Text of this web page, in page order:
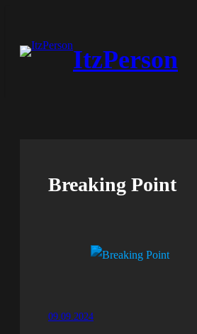
содержимомуItzPerson
Breaking Point
09.09.2024